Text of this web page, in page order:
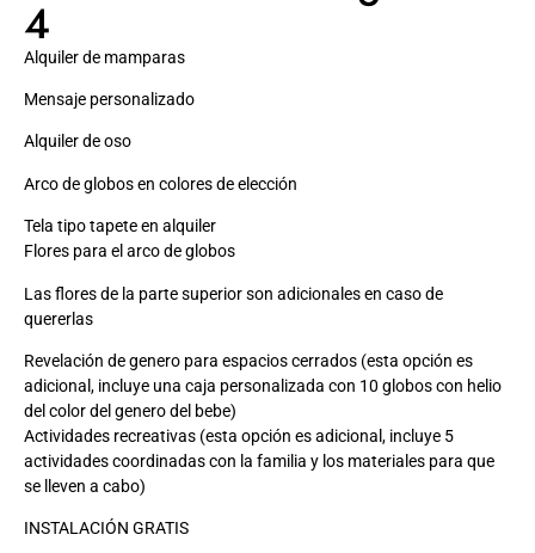
4
Alquiler de mamparas
Mensaje personalizado
Alquiler de oso
Arco de globos en colores de elección
Tela tipo tapete en alquiler
Flores para el arco de globos
Las flores de la parte superior son adicionales en caso de
quererlas
Revelación de genero para espacios cerrados (esta opción es
adicional, incluye una caja personalizada con 10 globos con helio
del color del genero del bebe)
Actividades recreativas (esta opción es adicional, incluye 5
actividades coordinadas con la familia y los materiales para que
se lleven a cabo)
INSTALACIÓN GRATIS